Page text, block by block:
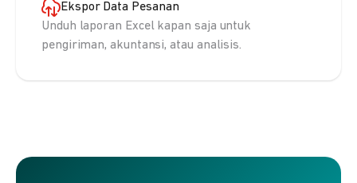
Ekspor Data Pesanan
Unduh laporan Excel kapan saja untuk
pengiriman, akuntansi, atau analisis.